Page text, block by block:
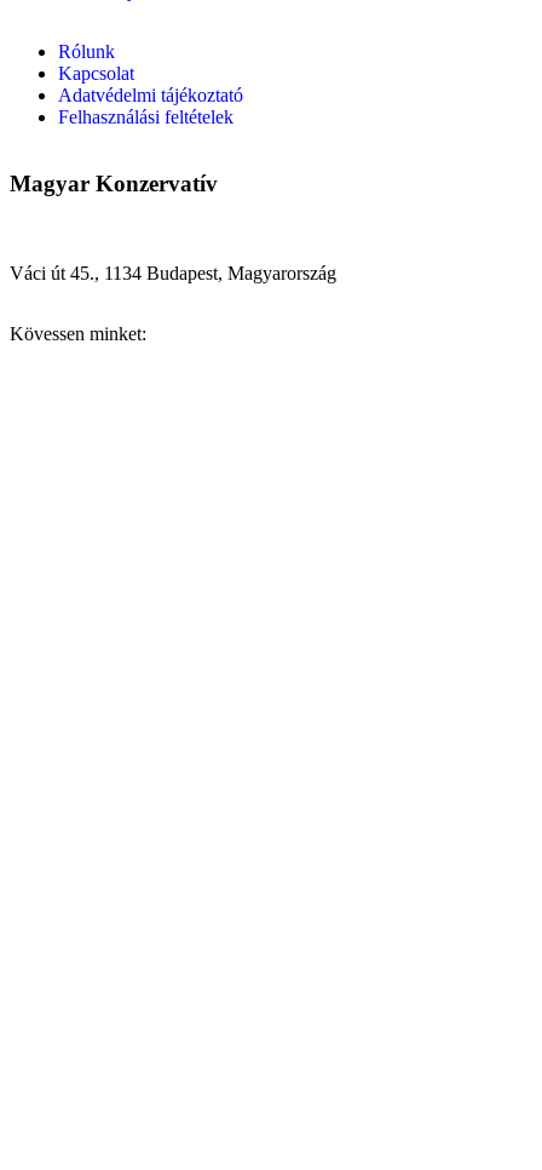
Rólunk
Kapcsolat
Adatvédelmi tájékoztató
Felhasználási feltételek
Kövessen minket:
Magyar Konzervatív
Váci út 45., 1134 Budapest, Magyarország